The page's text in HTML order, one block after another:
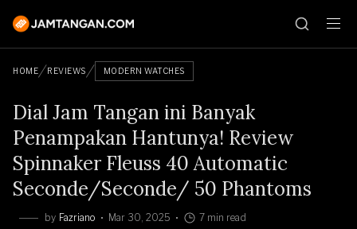
HOME REVIEWS MODERN WATCHES
Dial Jam Tangan ini Banyak
Penampakan Hantunya! Review
Spinnaker Fleuss 40 Automatic
Seconde/Seconde/ 50 Phantoms
by Fazriano Mar 30, 2025 7 min read